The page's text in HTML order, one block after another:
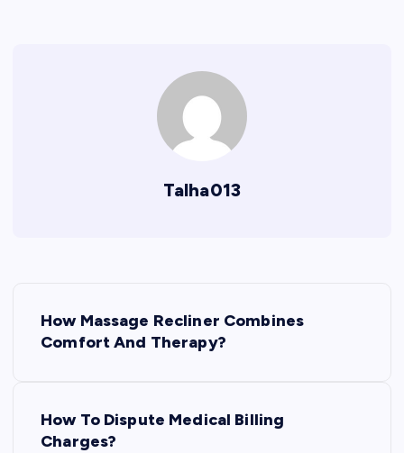
Talha013
How Massage Recliner Combines
Comfort And Therapy?
How To Dispute Medical Billing
Charges?